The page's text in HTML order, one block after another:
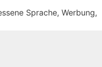
Sprache, Werbung,